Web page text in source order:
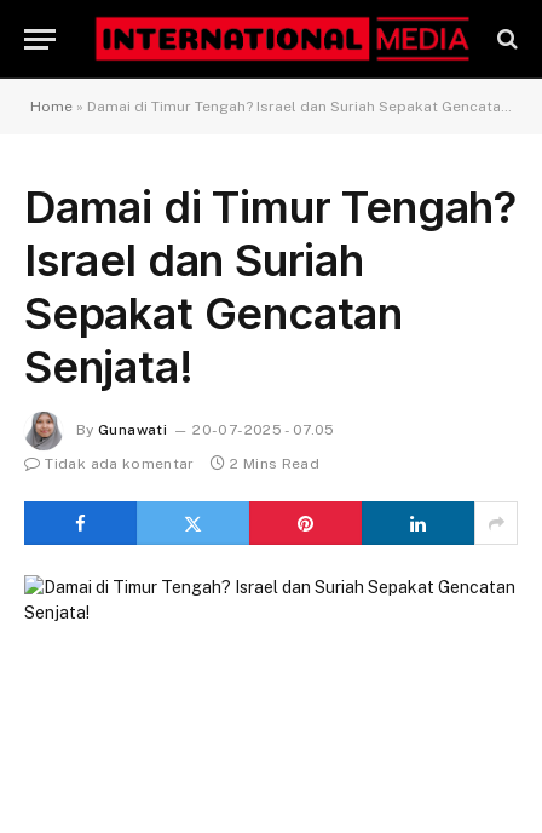
Home » Damai di Timur Tengah? Israel dan Suriah Sepakat Gencatan Senjata!
Damai di Timur Tengah?
Israel dan Suriah
Sepakat Gencatan
Senjata!
By Gunawati
20-07-2025 - 07.05
Tidak ada komentar
2 Mins Read